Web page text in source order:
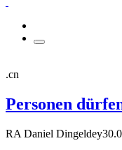
.cn
Personen
RA Daniel Dingeldey